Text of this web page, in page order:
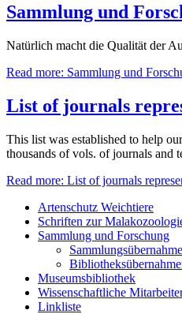
Sammlung und
Natürlich macht die Qualität der
Read more: Sammlung und
List of journals
This list was established to help
thousands of vols. of journals and
Read more: List of journals
Artenschutz Weichtiere
Schriften zur
Sammlung und Forschung
Museumsbibliothek
Wissenschaftliche
Linkliste